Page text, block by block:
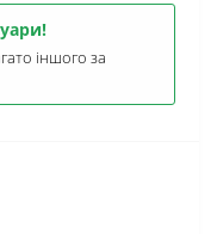
іншого за